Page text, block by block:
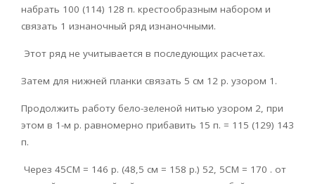
набрать 100 (114) 128 п. крестообразным набором и
связать 1 изнаночный ряд изнаночными.
Этот ряд не учитывается в последующих расчетах.
Затем для нижней планки связать 5 см 12 р. узором 1.
Продолжить работу бело-зеленой нитью узором 2, при
этом в 1-м р. равномерно прибавить 15 п. = 115 (129) 143
п.
Через 45CM = 146 р. (48,5 см = 158 р.) 52, 5CM = 170 . от